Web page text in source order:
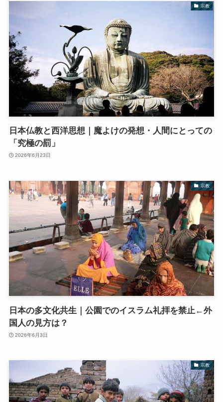
宗教
日本仏教と西洋思想｜魔よけの発想・人間にとっての
「究極の罰」
2026年6月23日
宗教
日本の多文化共生｜公園でのイスラム礼拝を禁止←外
国人の見方は？
2026年6月3日
宗教